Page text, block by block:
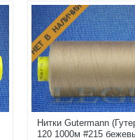
НЕТ В НАЛИЧИИ
Нитки Gutermann
120 1000м #215